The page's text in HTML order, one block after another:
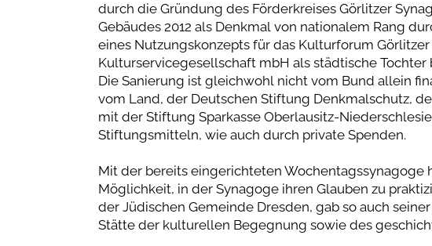
durch die Gründung des Förderkreises Görlitzer
Gebäudes 2012 als Denkmal von nationalem Rang
eines Nutzungskonzepts für das Kulturforum
Kulturservicegesellschaft mbH als städtische
Die Sanierung ist gleichwohl nicht vom Bund allein
vom Land, der Deutschen Stiftung Denkmalschutz,
mit der Stiftung Sparkasse Oberlausitz-
Stiftungsmitteln, wie auch durch private Spenden.
Mit der bereits eingerichteten Wochentagssynagoge
Möglichkeit, in der Synagoge ihren Glauben zu
der Jüdischen Gemeinde Dresden, gab so auch
Stätte der kulturellen Begegnung sowie des